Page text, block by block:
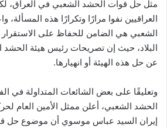
مثل حل قوات الحشد الشعبي في العراق،
العراقيين نفوا مرارًا وتكرارًا هذه المسألة،
الشعبي هي الضامن للحفاظ على
البلاد، حیث إن تصريحات رئيس هيئة الحشد
عن حل هذه الهيئة أو انهيارها.
وتعليقًا على بعض الشائعات المتداولة في
الحشد الشعبي، أعلن ممثل الأمين العام
إيران السيد عباس موسوي أن موضوع حل